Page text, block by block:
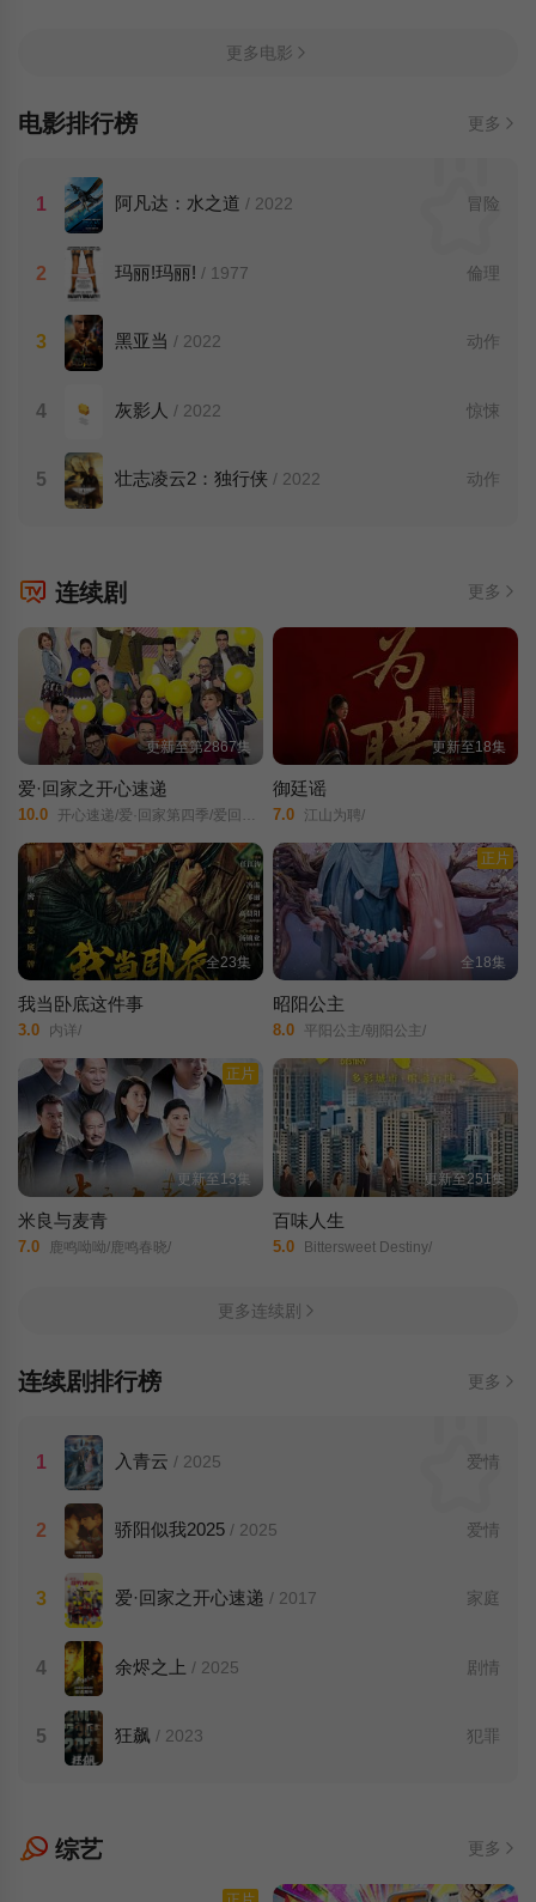
更多电影
电影排行榜 更多
1 冒险
阿凡达：水之道 / 2022
2 倫理
玛丽!玛丽! / 1977
3 动作
黑亚当 / 2022
4 惊悚
灰影人 / 2022
5 动作
壮志凌云2：独行侠 / 2022
连续剧 更多
更新至第2867集
爱·回家之开心速递
10.0 开心速递/爱·回家第四季/爱回家/爱回家之开心速递/
更新至18集
御廷谣
7.0 江山为聘/
全23集
我当卧底这件事
3.0 内详/
正片
全18集
昭阳公主
8.0 平阳公主/朝阳公主/
正片
更新至13集
米良与麦青
7.0 鹿鸣呦呦/鹿鸣春晓/
更新至251集
百味人生
5.0 Bittersweet Destiny/
更多连续剧
连续剧排行榜 更多
1 爱情
入青云 / 2025
2 爱情
骄阳似我2025 / 2025
3 家庭
爱·回家之开心速递 / 2017
4 剧情
余烬之上 / 2025
5 犯罪
狂飙 / 2023
综艺 更多